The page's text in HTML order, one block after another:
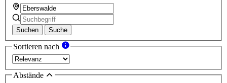
Suchen Suche
Sortieren nach
Abstände